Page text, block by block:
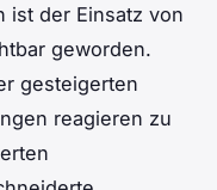
ist der Einsatz von
geworden.
gesteigerten
reagieren zu